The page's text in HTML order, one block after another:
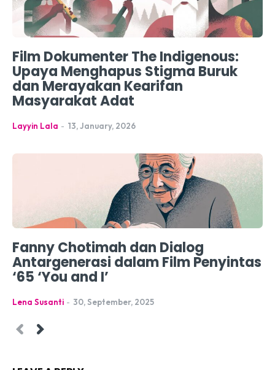
Film Dokumenter The Indigenous:
Upaya Menghapus Stigma Buruk
dan Merayakan Kearifan
Masyarakat Adat
Layyin Lala - 13, January, 2026
Fanny Chotimah dan Dialog
Antargenerasi dalam Film Penyintas
‘65 ‘You and I’
Lena Susanti - 30, September, 2025